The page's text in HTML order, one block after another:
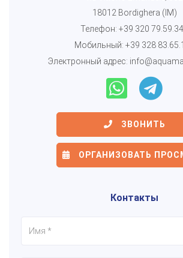
18012 Bordighera (IM)
Телефон: +39 320
Мобильный: +39 328
Электронный адрес:
ЗВОНИТЬ
ОРГАНИЗОВАТЬ
Контакты